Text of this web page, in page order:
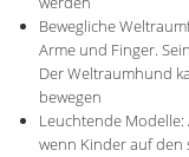
Bewegliche
Arme und Finger.
Der Weltraumhund
bewegen
Leuchtende
wenn Kinder auf den